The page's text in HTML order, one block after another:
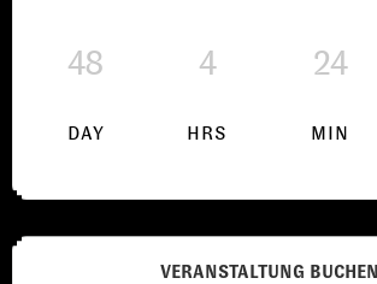
48
DAY
4
HRS
24
MIN
VERANSTALTUNG BUCHEN